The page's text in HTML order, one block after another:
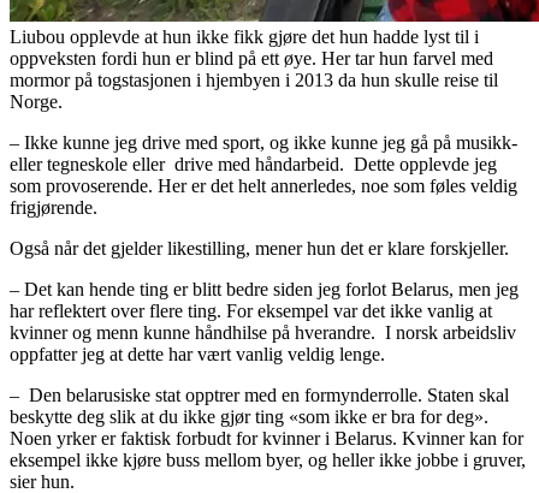
Liubou opplevde at hun ikke fikk gjøre det hun hadde lyst til i
oppveksten fordi hun er blind på ett øye. Her tar hun farvel med
mormor på togstasjonen i hjembyen i 2013 da hun skulle reise til
Norge.
– Ikke kunne jeg drive med sport, og ikke kunne jeg gå på musikk-
eller tegneskole eller drive med håndarbeid. Dette opplevde jeg
som provoserende. Her er det helt annerledes, noe som føles veldig
frigjørende.
Også når det gjelder likestilling, mener hun det er klare forskjeller.
– Det kan hende ting er blitt bedre siden jeg forlot Belarus, men jeg
har reflektert over flere ting. For eksempel var det ikke vanlig at
kvinner og menn kunne håndhilse på hverandre. I norsk arbeidsliv
oppfatter jeg at dette har vært vanlig veldig lenge.
– Den belarusiske stat opptrer med en formynderrolle. Staten skal
beskytte deg slik at du ikke gjør ting «som ikke er bra for deg».
Noen yrker er faktisk forbudt for kvinner i Belarus. Kvinner kan for
eksempel ikke kjøre buss mellom byer, og heller ikke jobbe i gruver,
sier hun.